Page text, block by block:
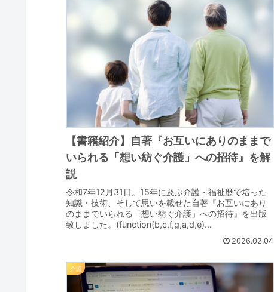
【書籍紹介】自著『お互いにありのままで
いられる「想い紡ぐ介護」への招待』を解
説
令和7年12月31日。15年に及ぶ介護・福祉歴で培った
知識・技術、そして思いを載せた自著『お互いにあり
のままでいられる「想い紡ぐ介護」への招待』を出版
致しました。(function(b,c,f,g,a,d,e)
2026.02.04
介護